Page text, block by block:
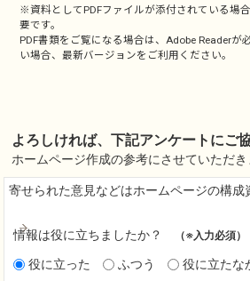
※資料としてPDFファイルが添付されている場
要です。
PDF書類をご覧になる場合は、Adobe Readerが
い場合、最新バージョンをご利用ください。